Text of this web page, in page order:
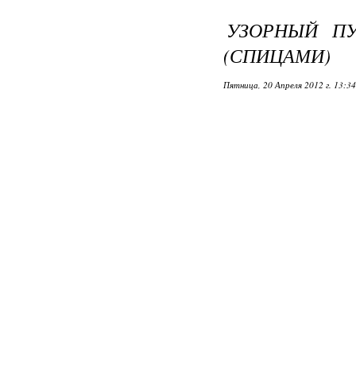
УЗОРНЫЙ
(СПИЦАМИ)
Пятница, 20 Апреля 2012 г.